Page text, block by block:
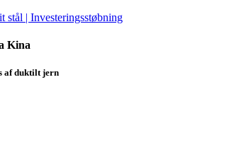
Kina
af duktilt jern